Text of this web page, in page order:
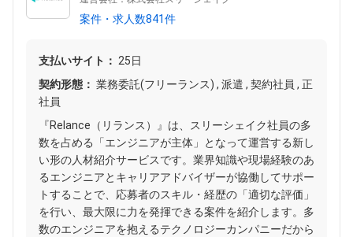
案件・求人数841件
支払いサイト： 25日
契約形態： 業務委託(フリーランス) , 派遣 , 契約社員 , 正
社員
『Relance（リランス）』は、スリーシェイク社員の多
数を占める「エンジニアが主体」となって運営する新し
い形の人材紹介サービスです。業界知識や現場経験のあ
るエンジニアとキャリアアドバイザーが協働してサポー
トすることで、応募者のスキル・経歴の「適切な評価」
を行い、最大限に力を発揮できる案件を紹介します。多
数のエンジニアを抱えるテクノロジーカンパニーだから